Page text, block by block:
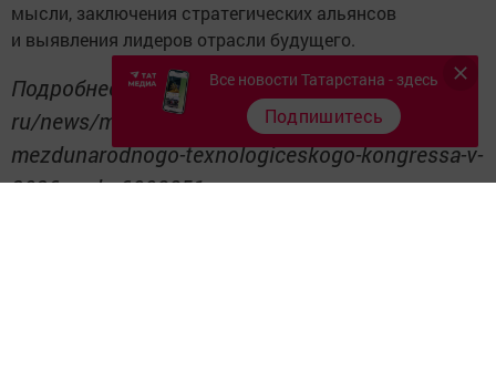
мысли, заключения стратегических альянсов
и выявления лидеров отрасли будущего.
Подробнее: https://www. tatar-inform.
ru/news/manturov-utverdil-provedenie-iii-
mezdunarodnogo-texnologiceskogo-kongressa-v-
2026-godu-6008851
Все новости Татарстана - здесь
Подпишитесь